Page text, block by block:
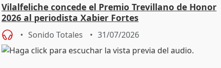
Vilalfeliche concede el Premio Trevillano de Honor
2026 al periodista Xabier Fortes
Sonido Totales 31/07/2026